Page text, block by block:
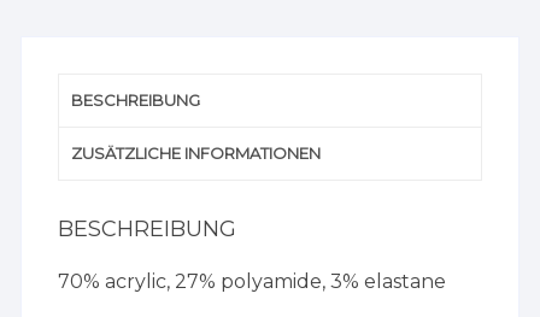
BESCHREIBUNG
ZUSÄTZLICHE INFORMATIONEN
BESCHREIBUNG
70% acrylic, 27% polyamide, 3% elastane